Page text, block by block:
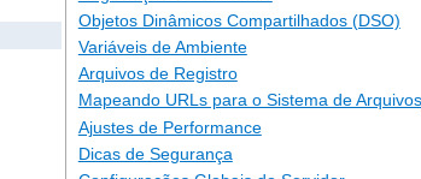
Objetos Dinâmicos Compartilhados (DSO)
Variáveis de Ambiente
Arquivos de Registro
Mapeando URLs para o Sistema de Arquivos
Ajustes de Performance
Dicas de Segurança